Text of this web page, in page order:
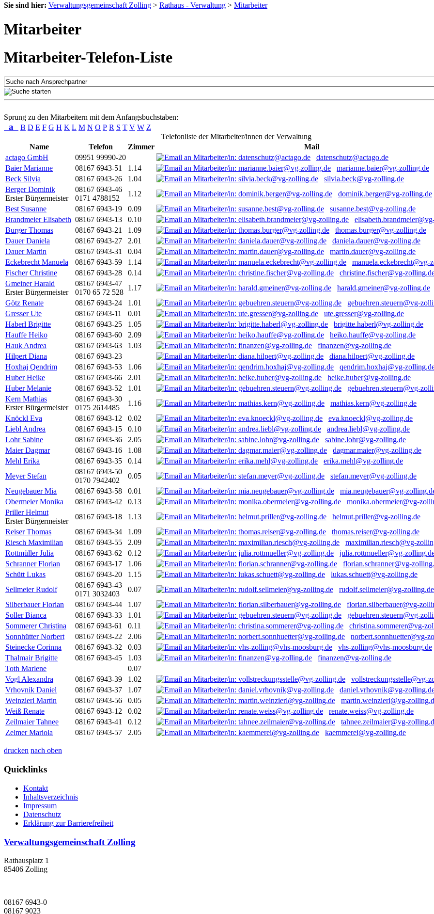
Sie sind hier: Verwaltungsgemeinschaft Zolling > Rathaus - Verwaltung > Mitarbeiter
Mitarbeiter
Mitarbeiter-Telefon-Liste
Sprung zu den Mitarbeitern mit dem Anfangsbuchstaben:
a B D E F G H K L M N O P R S T V W Z
Telefonliste der Mitarbeiter/innen der Verwaltung
Name
Telefon Zimmer
Mail
actago GmbH
09951 99990-20
datenschutz@actago.de
Baier Marianne
08167 6943-51 1.14
marianne.baier@vg-zolling.de
Beck Silvia
08167 6943-26 1.04
silvia.beck@vg-zolling.de
Berger Dominik
Erster Bürgermeister
08167 6943-46
0171 4788152
1.12
dominik.berger@vg-zolling.de
Best Susanne
08167 6943-19 0.09
susanne.best@vg-zolling.de
Brandmeier Elisabeth 08167 6943-13 0.10
Burger Thomas
08167 6943-21 1.09
thomas.burger@vg-zolling.de
Dauer Daniela
08167 6943-27 2.01
daniela.dauer@vg-zolling.de
Dauer Martin
08167 6943-31 0.04
martin.dauer@vg-zolling.de
Eckebrecht Manuela
08167 6943-59 1.14
manuela.eckebrecht@vg-
Fischer Christine
08167 6943-28 0.14
christine.fischer@vg-
Gmeiner Harald
Erster Bürgermeister
08167 6943-47
0170 65 72 528
1.17
harald.gmeiner@vg-zolling.de
Götz Renate
08167 6943-24 1.01
gebuehren.steuern@vg-
Gresser Ute
08167 6943-11 0.01
ute.gresser@vg-zolling.de
Haberl Brigitte
08167 6943-25 1.05
brigitte.haberl@vg-zolling.de
Hauffe Heiko
08167 6943-60 2.09
heiko.hauffe@vg-zolling.de
Hauk Andrea
08167 6943-63 1.03
finanzen@vg-zolling.de
Hilpert Diana
08167 6943-23
diana.hilpert@vg-zolling.de
Hoxhaj Qendrim
08167 6943-53 1.06
qendrim.hoxhaj@vg-
Huber Heike
08167 6943-66 2.01
heike.huber@vg-zolling.de
Huber Melanie
08167 6943-52 1.01
gebuehren.steuern@vg-
Kern Mathias
Erster Bürgermeister
08167 6943-30
0175 2614485
1.16
mathias.kern@vg-zolling.de
Knöckl Eva
08167 6943-12 0.02
eva.knoeckl@vg-zolling.de
Liebl Andrea
08167 6943-15 0.10
andrea.liebl@vg-zolling.de
Lohr Sabine
08167 6943-36 2.05
sabine.lohr@vg-zolling.de
Maier Dagmar
08167 6943-16 1.08
dagmar.maier@vg-zolling.de
Mehl Erika
08167 6943-35 0.14
erika.mehl@vg-zolling.de
Meyer Stefan
08167 6943-50
0170 7942402
0.05
stefan.meyer@vg-zolling.de
Neugebauer Mia
08167 6943-58 0.01
mia.neugebauer@vg-
Obermeier Monika
08167 6943-42 0.13
monika.obermeier@vg-
Priller Helmut
Erster Bürgermeister
08167 6943-18 1.13
helmut.priller@vg-zolling.de
Reiser Thomas
08167 6943-34 1.09
thomas.reiser@vg-zolling.de
Riesch Maximilian
08167 6943-55 2.09
maximilian.riesch@vg-
Rottmüller Julia
08167 6943-62 0.12
julia.rottmueller@vg-
Schranner Florian
08167 6943-17 1.06
florian.schranner@vg-
Schütt Lukas
08167 6943-20 1.15
lukas.schuett@vg-zolling.de
Sellmeier Rudolf
08167 6943-43
0171 3032403
0.07
rudolf.sellmeier@vg-zolling.de
Silberbauer Florian
08167 6943-44 1.07
florian.silberbauer@vg-
Soller Bianca
08167 6943-33 1.01
gebuehren.steuern@vg-
Sommerer Christina
08167 6943-61 0.11
christina.sommerer@vg-
Sonnhütter Norbert
08167 6943-22 2.06
norbert.sonnhuetter@vg-
Steinecke Corinna
08167 6943-32 0.03
vhs-zolling@vhs-moosburg.de
Thalmair Brigitte
08167 6943-45 1.03
finanzen@vg-zolling.de
Toth Marlene
0.07
Vogl Alexandra
08167 6943-39 1.02
vollstreckungsstelle@vg-
Vrhovnik Daniel
08167 6943-37 1.07
daniel.vrhovnik@vg-
Weinzierl Martin
08167 6943-56 0.05
martin.weinzierl@vg-
Weiß Renate
08167 6943-12 0.02
renate.weiss@vg-zolling.de
Zeilmaier Tahnee
08167 6943-41 0.12
tahnee.zeilmaier@vg-
Zelmer Mariola
08167 6943-57 2.05 kaemmerei@vg-zolling.de
drucken nach oben
Quicklinks
Kontakt
Inhaltsverzeichnis
Impressum
Datenschutz
Erklärung zur Barrierefreiheit
Verwaltungsgemeinschaft Zolling
Rathausplatz 1
85406 Zolling
08167 6943-0
08167 9023